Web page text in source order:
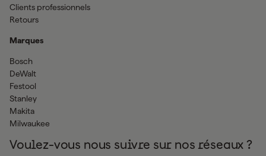
Clients professionnels
Retours
Marques
Bosch
DeWalt
Festool
Stanley
Makita
Milwaukee
Voulez-vous nous suivre sur nos réseaux ?